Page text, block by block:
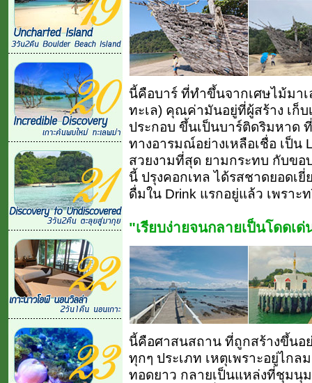
นี้คือบาร์ ที่ทำขึ้นจากเศษไม้มา
ทะเล) คุณค่ามันอยู่ที่ผู้สร้าง เก็
ประกอบ ขึ้นเป็นบาร์ติดริมหาด
ทางอารมณ์อย่างเหลือเชื่อ เป็น
สวยงามที่สุด ยามกระทบ กับขอ
นี้ ปรุงคอกเทล ได้รสชาดยอดเ
ดื่มใน Drink แรกอยู่แล้ว เพรา
"เรียบง่ายจนกลายเป็นโดดเด่
นี้คือศาสนสถาน ที่ถูกสร้างขึ้นอ
ทุกๆ ประเภท เหตุเพราะอยู่ไกล
ทอดยาว กลายเป็นแหล่งที่ชุมนุ